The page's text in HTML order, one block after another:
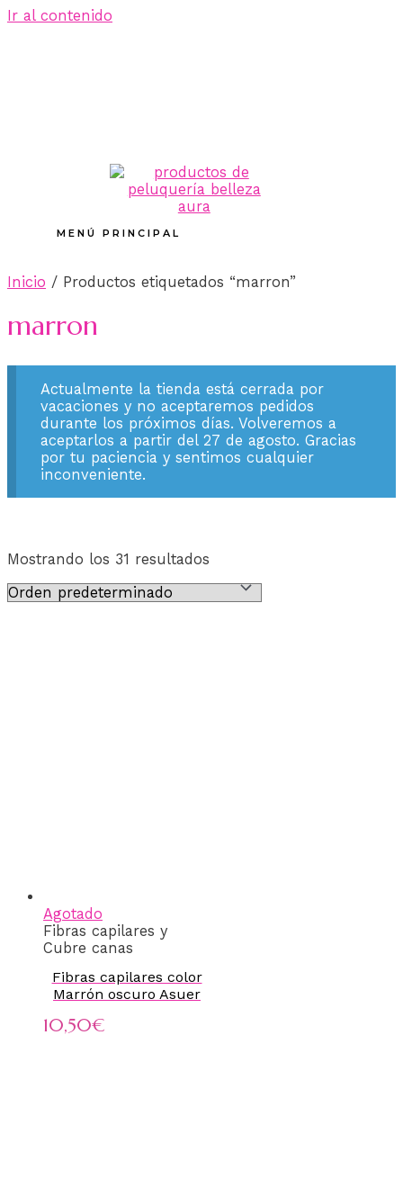
Ir al contenido
MENÚ PRINCIPAL
Inicio / Productos etiquetados “marron”
marron
Actualmente la tienda está cerrada por
vacaciones y no aceptaremos pedidos
durante los próximos días. Volveremos a
aceptarlos a partir del 27 de agosto. Gracias
por tu paciencia y sentimos cualquier
inconveniente.
Mostrando los 31 resultados
Agotado
Fibras capilares y
Cubre canas
Fibras capilares color
Marrón oscuro Asuer
10,50€